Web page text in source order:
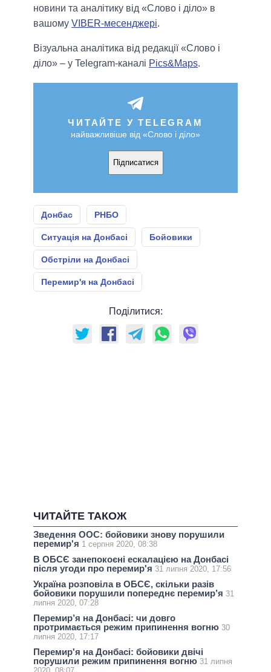
новини та аналітику від «Слово і діло» в
вашому VIBER-месенджері.
Візуальна аналітика від редакції «Слово і
діло» – у Telegram-каналі Pics&Maps.
ЧИТАЙТЕ У TELEGRAM
найважливіше від «Слово і діло»
Підписатися
Донбас РНБО
Ситуація на Донбасі Бойовики
Обстріли на Донбасі
Перемир'я на Донбасі
Поділитися:
ЧИТАЙТЕ ТАКОЖ
Зведення ООС: бойовики знову порушили
перемир'я 1 серпня 2020, 08:38
В ОБСЄ занепокоєні ескалацією на Донбасі
після угоди про перемир'я 31 липня 2020, 17:56
Україна розповіла в ОБСЄ, скільки разів
бойовики порушили попереднє перемир’я 31
липня 2020, 07:28
Перемир’я на Донбасі: чи довго
протримається режим припинення вогню 30
липня 2020, 17:17
Перемир'я на Донбасі: бойовики двічі
порушили режим припинення вогню 31 липня